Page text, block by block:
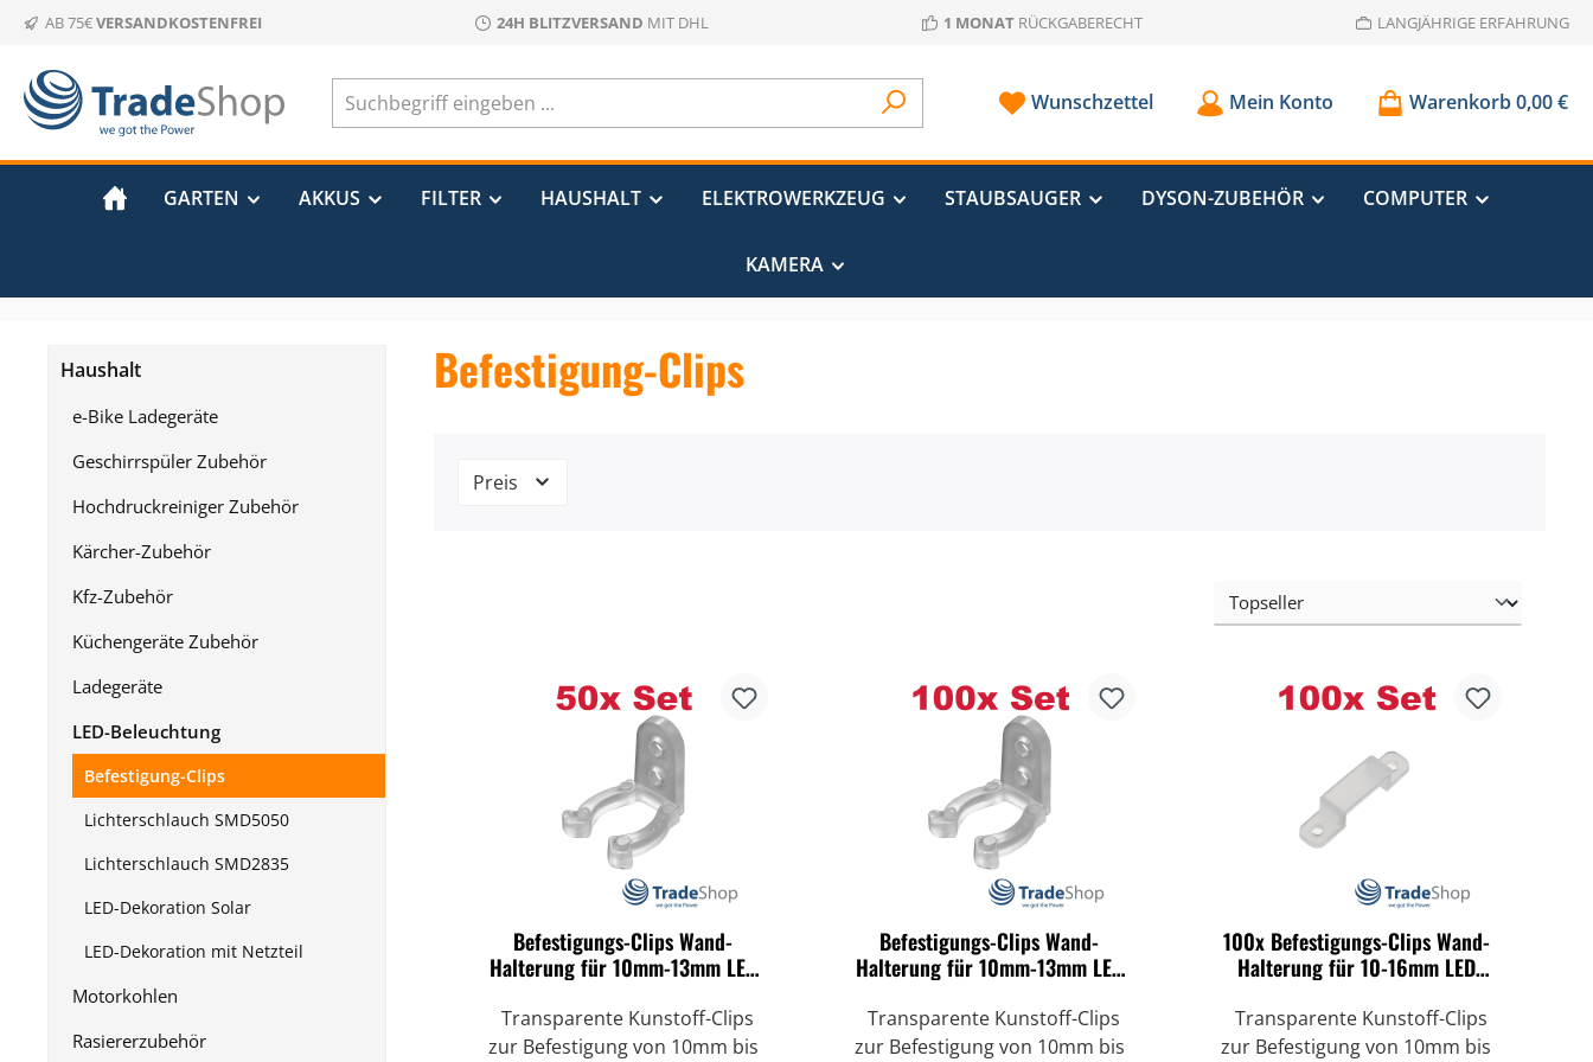
Hauptinhalt springen
Zur Suche springen
Zur Hauptnavigation springen
AB 75€VERSANDKOSTENFREI 24H BLITZVERSAND MIT DHL 1 MONAT RÜCKGABERECHT LANGJÄHRIGE ERFAHRUNG
Wunschzettel Mein Konto Warenkorb0,00 €
GARTEN AKKUS FILTER HAUSHALT ELEKTROWERKZEUG STAUBSAUGER DYSON-ZUBEHÖR COMPUTER
KAMERA
Haushalt
e-Bike Ladegeräte
Geschirrspüler Zubehör
Hochdruckreiniger Zubehör
Kärcher-Zubehör
Kfz-Zubehör
Küchengeräte Zubehör
Ladegeräte
LED-Beleuchtung
Befestigung-Clips
Lichterschlauch SMD5050
Lichterschlauch SMD2835
LED-Dekoration Solar
LED-Dekoration mit Netzteil
Motorkohlen
Rasiererzubehör
Befestigung-Clips
Preis
Befestigungs-Clips Wand-
Halterung für 10mm-13mm LED
Transparente Kunstoff-Clips
zur Befestigung von 10mm bis
Befestigungs-Clips Wand-
Halterung für 10mm-13mm LED
Transparente Kunstoff-Clips
zur Befestigung von 10mm bis
100x Befestigungs-Clips Wand-
Halterung für 10-16mm LED
Transparente Kunstoff-Clips
zur Befestigung von 10mm bis